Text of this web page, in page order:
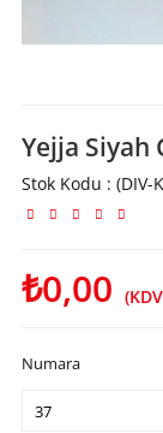
Yejja Siyah
Stok Kodu (DIV-
₺0,00
Numara